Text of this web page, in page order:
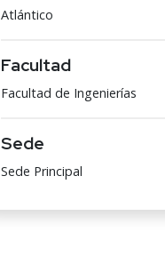
Atlántico
Facultad
Facultad de Ingenierías
Sede
Sede Principal